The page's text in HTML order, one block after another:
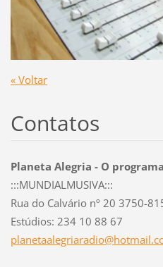
« Voltar
Contatos
Planeta Alegria - O
:::MUNDIALMUSIVA:::
Rua do Calvário nº 20 3750-
Estúdios: 234 10 88 67
planetaalegriaradio@hotm